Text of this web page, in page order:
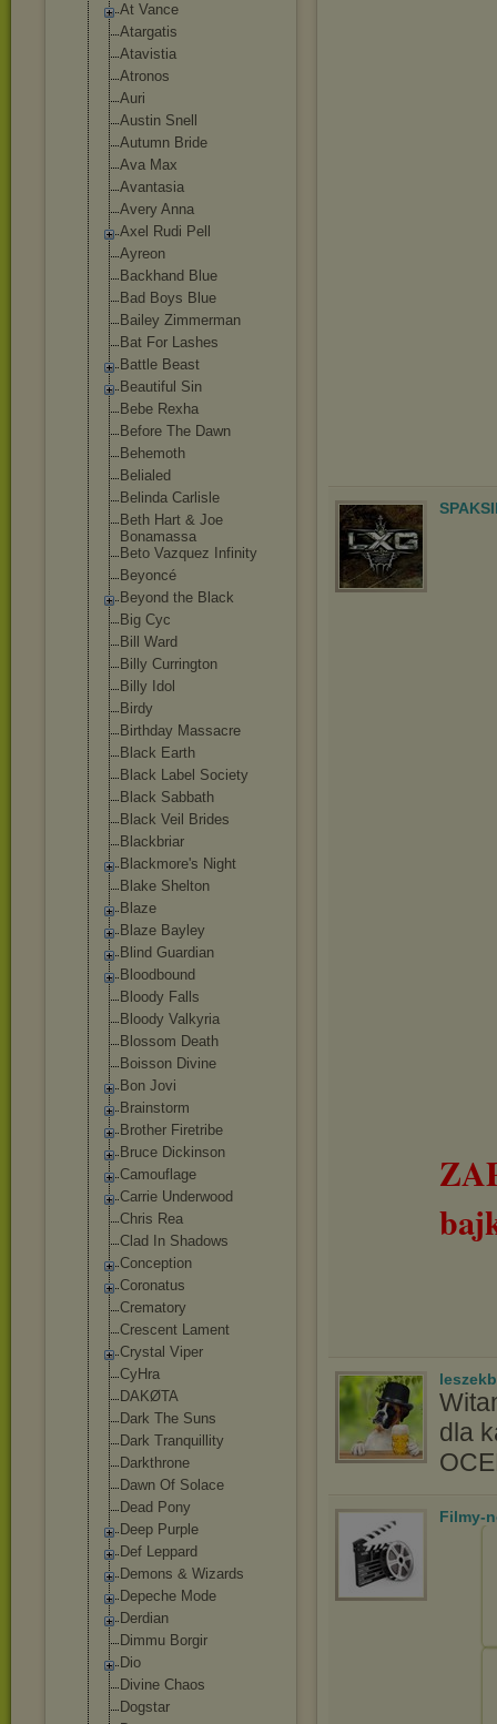
At Vance
Atargatis
Atavistia
Atronos
Auri
Austin Snell
Autumn Bride
Ava Max
Avantasia
Avery Anna
Axel Rudi Pell
Ayreon
Backhand Blue
Bad Boys Blue
Bailey Zimmerman
Bat For Lashes
Battle Beast
Beautiful Sin
Bebe Rexha
Before The Dawn
Behemoth
Belialed
Belinda Carlisle
Beth Hart & Joe
Bonamassa
Beto Vazquez Infinity
Beyoncé
Beyond the Black
Big Cyc
Bill Ward
Billy Currington
Billy Idol
Birdy
Birthday Massacre
Black Earth
Black Label Society
Black Sabbath
Black Veil Brides
Blackbriar
Blackmore's Night
Blake Shelton
Blaze
Blaze Bayley
Blind Guardian
Bloodbound
Bloody Falls
Bloody Valkyria
Blossom Death
Boisson Divine
Bon Jovi
Brainstorm
Brother Firetribe
Bruce Dickinson
Camouflage
Carrie Underwood
Chris Rea
Clad In Shadows
Conception
Coronatus
Crematory
Crescent Lament
Crystal Viper
CyHra
DAKØTA
Dark The Suns
Dark Tranquillity
Darkthrone
Dawn Of Solace
Dead Pony
Deep Purple
Def Leppard
Demons & Wizards
Depeche Mode
Derdian
Dimmu Borgir
Dio
Divine Chaos
Dogstar
dla
Filmy-